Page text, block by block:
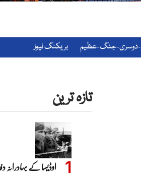
بریکنگ نیوز
تازہ ترین
اوڈیسا کے بہادرانہ دفاع کو